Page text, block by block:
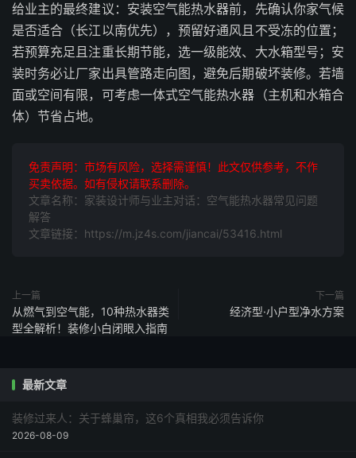
给业主的最终建议：安装空气能热水器前，先确认你家气候
是否适合（长江以南优先），预留好通风且不受冻的位置；
若预算充足且注重长期节能，选一级能效、大水箱型号；安
装时务必让厂家出具管路走向图，避免后期破坏装修。若墙
面或空间有限，可考虑一体式空气能热水器（主机和水箱合
体）节省占地。
免责声明：市场有风险，选择需谨慎！此文仅供参考，不作
买卖依据。如有侵权请联系删除。
文章名称：家装设计师与业主对话：空气能热水器常见问题
解答
文章链接：https://m.jz4s.com/jiancai/53416.html
上一篇
从燃气到空气能，10种热水器类
型全解析！装修小白闭眼入指南
下一篇
经济型·小户型净水方案
最新文章
装修过来人：关于蜂巢帘，这6个真相我必须告诉你
2026-08-09